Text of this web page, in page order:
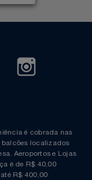
é cobrada nas
balcões localizados
Aeroportos e Lojas
é de R$ 40,00
R$ 400,00